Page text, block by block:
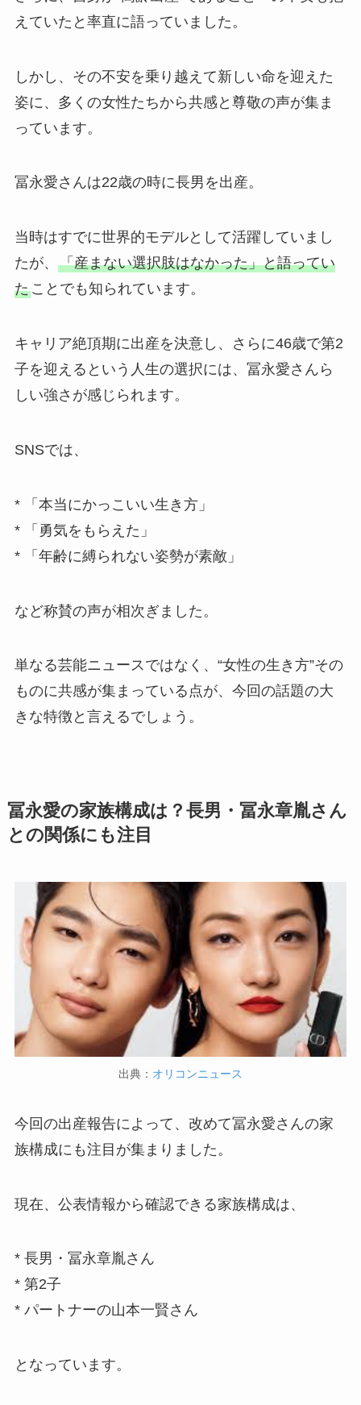
えていたと率直に語っていました。
しかし、その不安を乗り越えて新しい命を迎えた
姿に、多くの女性たちから共感と尊敬の声が集ま
っています。
冨永愛さんは22歳の時に長男を出産。
当時はすでに世界的モデルとして活躍していまし
たが、 「産まない選択肢はなかった」と語ってい
たことでも知られています。
キャリア絶頂期に出産を決意し、さらに46歳で第2
子を迎えるという人生の選択には、冨永愛さんら
しい強さが感じられます。
SNSでは、
* 「本当にかっこいい生き方」
* 「勇気をもらえた」
* 「年齢に縛られない姿勢が素敵」
など称賛の声が相次ぎました。
単なる芸能ニュースではなく、“女性の生き方”その
ものに共感が集まっている点が、今回の話題の大
きな特徴と言えるでしょう。
冨永愛の家族構成は？長男・冨永章胤さん
との関係にも注目
出典： オリコンニュース
今回の出産報告によって、改めて冨永愛さんの家
族構成にも注目が集まりました。
現在、公表情報から確認できる家族構成は、
* 長男・冨永章胤さん
* 第2子
* パートナーの山本一賢さん
となっています。